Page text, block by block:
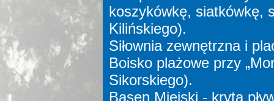
koszykówkę, siatkówkę,
Kilińskiego).
Siłownia zewnętrzna i
Boisko plażowe przy
Sikorskiego).
Basen Miejski - kryta